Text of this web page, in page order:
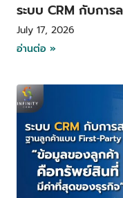
ระบบ CRM กับกา
July 17, 2026
อ่านต่อ »